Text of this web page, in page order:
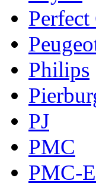
Philips
PJ
PMC
PMC-